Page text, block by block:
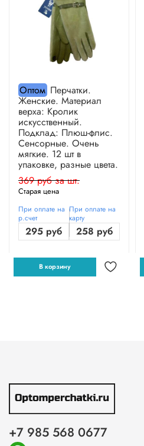
ОптомПерчатки.
Женские. Материал
верха: Кролик
искусственный.
Подклад: Плюш-флис.
Сенсорные. Очень
мягкие. 12 шт в
упаковке, разные цвета.
369 руб за шт.
Старая цена
При оплате на
р.счет
295 руб
При оплате на
карту
258 руб
В корзину
+7 985 568 0677